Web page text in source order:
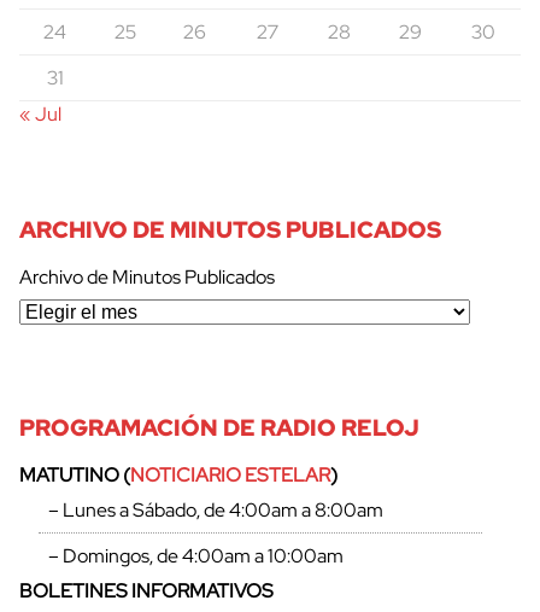
24
25 26 27 28 29
30
31
« Jul
ARCHIVO DE MINUTOS PUBLICADOS
Archivo de Minutos Publicados
PROGRAMACIÓN DE RADIO RELOJ
MATUTINO (NOTICIARIO ESTELAR)
– Lunes a Sábado, de 4:00am a 8:00am
– Domingos, de 4:00am a 10:00am
BOLETINES INFORMATIVOS